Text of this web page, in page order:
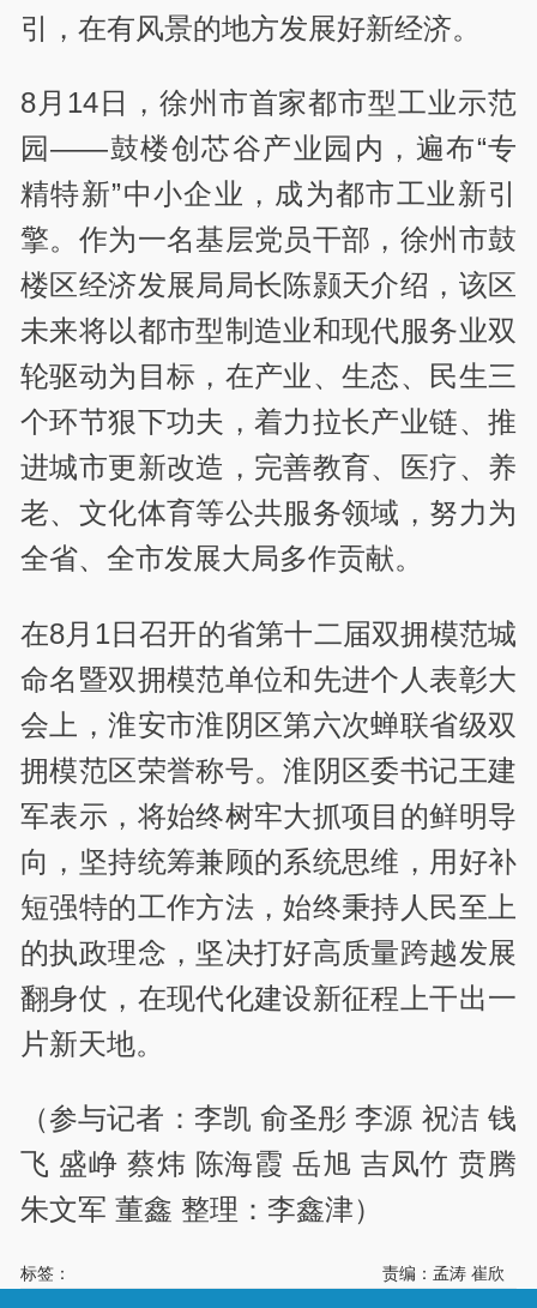
引，在有风景的地方发展好新经济。
8月14日，徐州市首家都市型工业示范
园——鼓楼创芯谷产业园内，遍布“专
精特新”中小企业，成为都市工业新引
擎。作为一名基层党员干部，徐州市鼓
楼区经济发展局局长陈颢天介绍，该区
未来将以都市型制造业和现代服务业双
轮驱动为目标，在产业、生态、民生三
个环节狠下功夫，着力拉长产业链、推
进城市更新改造，完善教育、医疗、养
老、文化体育等公共服务领域，努力为
全省、全市发展大局多作贡献。
在8月1日召开的省第十二届双拥模范城
命名暨双拥模范单位和先进个人表彰大
会上，淮安市淮阴区第六次蝉联省级双
拥模范区荣誉称号。淮阴区委书记王建
军表示，将始终树牢大抓项目的鲜明导
向，坚持统筹兼顾的系统思维，用好补
短强特的工作方法，始终秉持人民至上
的执政理念，坚决打好高质量跨越发展
翻身仗，在现代化建设新征程上干出一
片新天地。
（参与记者：李凯 俞圣彤 李源 祝洁 钱
飞 盛峥 蔡炜 陈海霞 岳旭 吉凤竹 贲腾
朱文军 董鑫 整理：李鑫津）
标签： 责编：孟涛 崔欣